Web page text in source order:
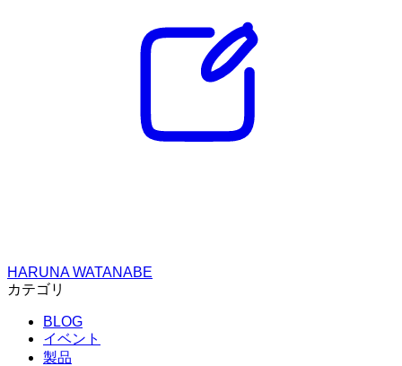
HARUNA WATANABE
カテゴリ
BLOG
イベント
製品